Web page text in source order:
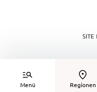
Menü Regionen